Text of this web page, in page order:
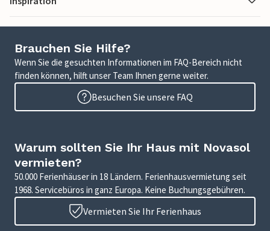
Brauchen Sie Hilfe?
Wenn Sie die gesuchten Informationen im FAQ-Bereich nicht
finden können, hilft unser Team Ihnen gerne weiter.
Besuchen Sie unsere FAQ
Warum sollten Sie Ihr Haus mit Novasol
vermieten?
50.000 Ferienhäuser in 18 Ländern. Ferienhausvermietung seit
1968. Servicebüros in ganz Europa. Keine Buchungsgebühren.
Vermieten Sie Ihr Ferienhaus